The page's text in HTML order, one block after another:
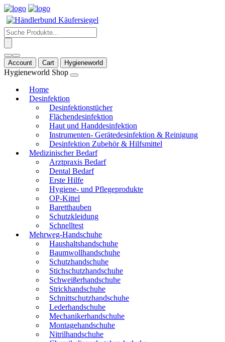
Products
search
Account Cart Hygieneworld
Hygieneworld Shop
Home
Desinfektion
Desinfektionstücher
Flächendesinfektion
Haut und Handdesinfektion
Instrumenten- Gerätedesinfektion & Reinigung
Desinfektion Zubehör & Hilfsmittel
Medizinischer Bedarf
Arztpraxis Bedarf
Dental Bedarf
Erste Hilfe
Hygiene- und Pflegeprodukte
OP-Kittel
Baretthauben
Schutzkleidung
Schnelltest
Mehrweg-Handschuhe
Haushaltshandschuhe
Baumwollhandschuhe
Schutzhandschuhe
Stichschutzhandschuhe
Schweißerhandschuhe
Strickhandschuhe
Schnittschutzhandschuhe
Lederhandschuhe
Mechanikerhandschuhe
Montagehandschuhe
Nitrilhandschuhe